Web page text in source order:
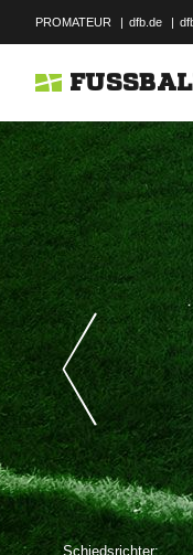
PROMATEUR | dfb.de |
Schiedsrichter: